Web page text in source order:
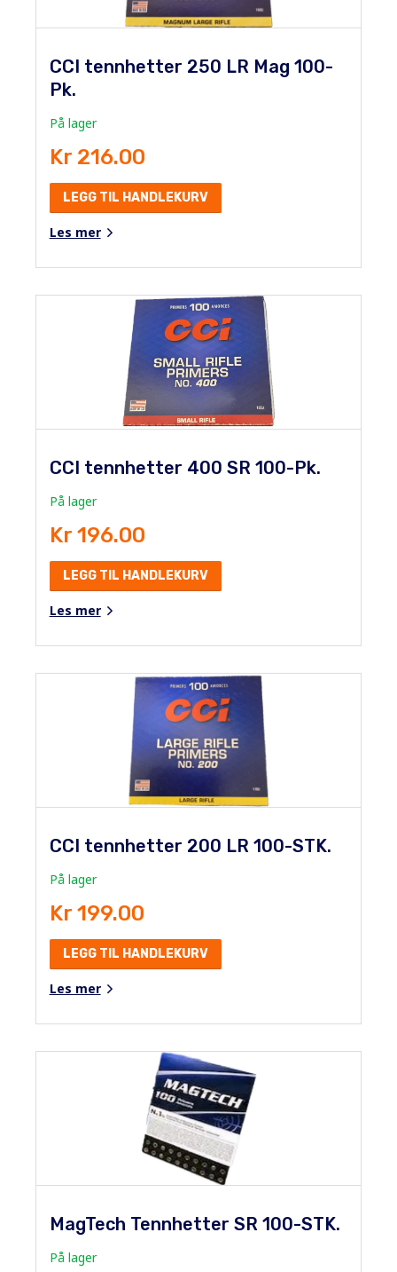
CCI tennhetter 250 LR Mag 100-
Pk.
På lager
Kr 216.00
LEGG TIL HANDLEKURV
Les mer
CCI tennhetter 400 SR 100-Pk.
På lager
Kr 196.00
LEGG TIL HANDLEKURV
Les mer
CCI tennhetter 200 LR 100-STK.
På lager
Kr 199.00
LEGG TIL HANDLEKURV
Les mer
MagTech Tennhetter SR 100-STK.
På lager